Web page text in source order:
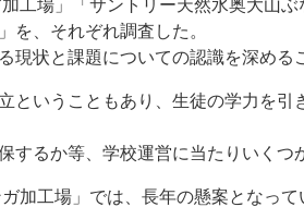
工場」「サントリー天然水奥大山
を、それぞれ調査した。
状と課題についての認識を深める
いうこともあり、生徒の学力を引
るか等、学校運営に当たりいくつ
加工場」では、長年の懸案となって